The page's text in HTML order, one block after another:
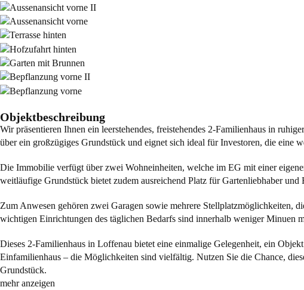
Objektbeschreibung
Wir präsentieren Ihnen ein leerstehendes, freistehendes 2-Familienhaus in
über ein großzügiges Grundstück und eignet sich ideal für Investoren, die eine
Die Immobilie verfügt über zwei Wohneinheiten, welche im EG mit einer
weitläufige Grundstück bietet zudem ausreichend Platz für Gartenliebhaber und
Zum Anwesen gehören zwei Garagen sowie mehrere
wichtigen Einrichtungen des täglichen Bedarfs sind innerhalb weniger Minuen
Dieses 2-Familienhaus in Loffenau bietet eine einmalige Gelegenheit, ein
Einfamilienhaus – die Möglichkeiten sind vielfältig. Nutzen Sie die Chance,
Grundstück.
mehr anzeigen